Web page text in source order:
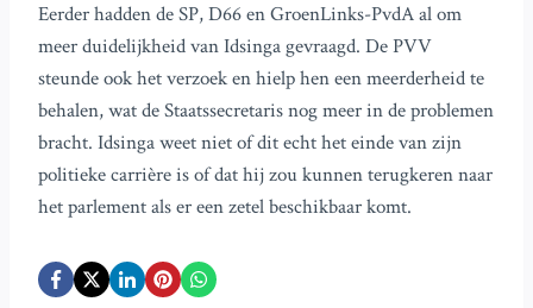
Eerder hadden de SP, D66 en GroenLinks-PvdA al om
meer duidelijkheid van Idsinga gevraagd. De PVV
steunde ook het verzoek en hielp hen een meerderheid te
behalen, wat de Staatssecretaris nog meer in de problemen
bracht. Idsinga weet niet of dit echt het einde van zijn
politieke carrière is of dat hij zou kunnen terugkeren naar
het parlement als er een zetel beschikbaar komt.